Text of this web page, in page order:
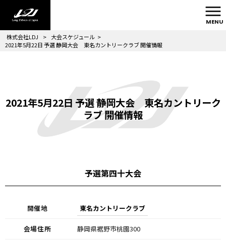
MENU
株式会社LDJ
> 大会スケジュール >
2021年5月22日 予選 静岡大会 東名カントリークラブ 開催情報
2021年5月22日 予選 静岡大会 東名カントリーク
ラブ 開催情報
予選第四十大会
開催地 東名カントリークラブ
会場住所 静岡県裾野市桃園300